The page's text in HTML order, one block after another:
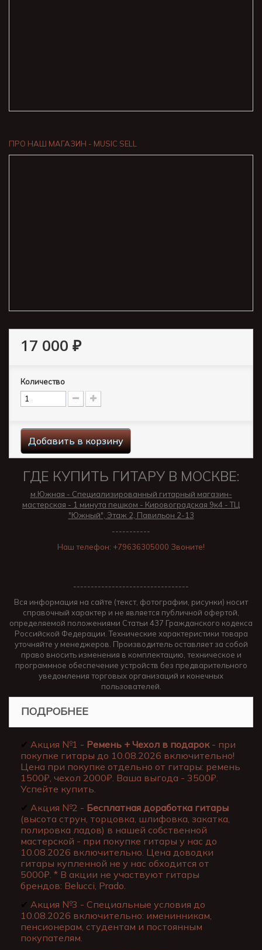
ПРО НАШ МАГАЗИН - MUSIC SELL
17 000 ₽
Количество
Добавить в корзину
ГДЕ КУПИТЬ ГИТАРУ В МОСКВЕ:
м.Южная - Специализированный гитарный магазин-
мастерская - 1 минута пешком - Кировоградская 9к4 - ТЦ
"Южный", Этаж 2, Павильон 2-13
-----------
Наш телефон: +79636305000 Звоните!
---------------------------------
Вся информация на сайте (текст, фотографии, рисунки) носит
справочный характер и не является публичной офертой,
определяемой положениями Статьи 437 Гражданского кодекса
Российской Федерации. Технические характеристики товара
уточняйте у менеджеров. Производитель оставляет за собой
право вносить изменения в комплектацию, техническое и
программное обеспечение устройств без предварительного
уведомления торговых организаций и конечных
пользователей.
ПОДРОБНЕЕ
✔ Акция №1 - Ремень + Чехол в подарок- при
покупке гитары до 10.08.2026 включительно!
Цена при покупке отдельно от гитары: ремень
1500₽, чехол 2000₽. Ваша выгода - 3500₽.
Успейте купить.
✔ Акция №2 - Бесплатная доработка гитары
(высота струн, торцовка, шлифовка, закатка,
полировка ладов) в нашей собственной
мастерской - при покупке гитары у нас до
10.08.2026 включительно. Цена доводки
гитары купленной не у нас обходится от
5000₽. * В акции не участвуют гитары
брендов: Belucci, Prado.
✔ Акция №3 - Специальные условия до
10.08.2026 включительно: именинникам,
пенсионерам, студентам и постоянным
покупателям.